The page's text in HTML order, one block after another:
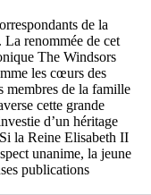
de la
renommée de cet
The Windsors
les cœurs des
membres de la famille
cette grande
d’un héritage
la Reine Elisabeth II
unanime, la jeune
publications